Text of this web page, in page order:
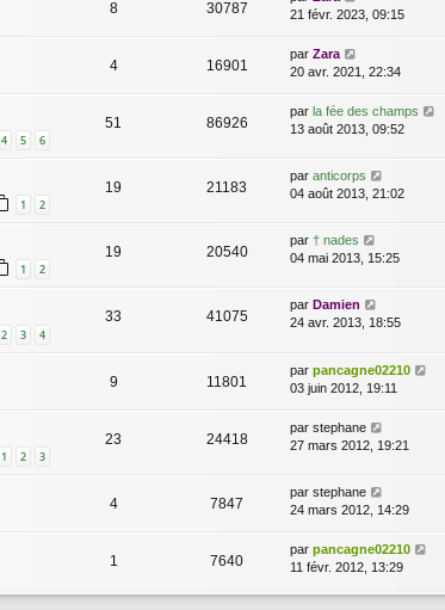
8 30787
21 févr. 2023, 09:15
4 16901
par Zara
20 avr. 2021, 22:34
4 5 6
51 86926
par la fée des champs
13 août 2013, 09:52
1 2
19 21183
par anticorps
04 août 2013, 21:02
1 2
19 20540
par † nades
04 mai 2013, 15:25
2 3 4
33 41075
par Damien
24 avr. 2013, 18:55
9 11801
par pancagne02210
03 juin 2012, 19:11
1 2 3
23 24418
par stephane
27 mars 2012, 19:21
4 7847
par stephane
24 mars 2012, 14:29
1 7640
par pancagne02210
11 févr. 2012, 13:29